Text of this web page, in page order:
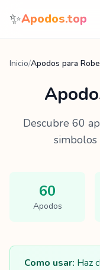
Saltar al contenido
✨Apodos.top
Inicio/Apodos para
Descubre 60
simbolos
60
Apodos
Como usar: Haz